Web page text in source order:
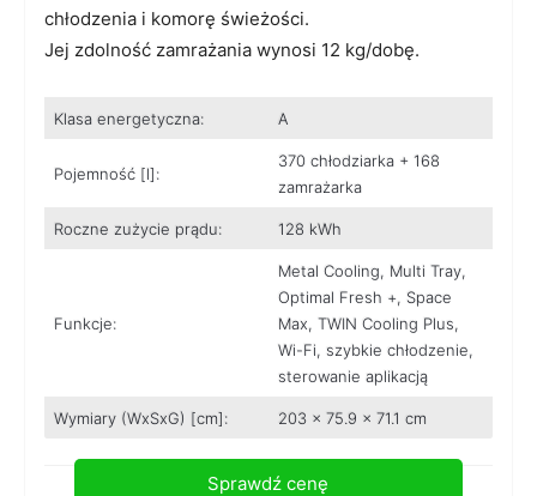
chłodzenia i komorę świeżości.
Jej zdolność zamrażania wynosi 12 kg/dobę.
Klasa energetyczna: A
Pojemność [l]:
370 chłodziarka + 168
zamrażarka
Roczne zużycie prądu: 128 kWh
Funkcje:
Metal Cooling, Multi Tray,
Optimal Fresh +, Space
Max, TWIN Cooling Plus,
Wi-Fi, szybkie chłodzenie,
sterowanie aplikacją
Wymiary (WxSxG) [cm]: 203 x 75.9 x 71.1 cm
Sprawdź cenę